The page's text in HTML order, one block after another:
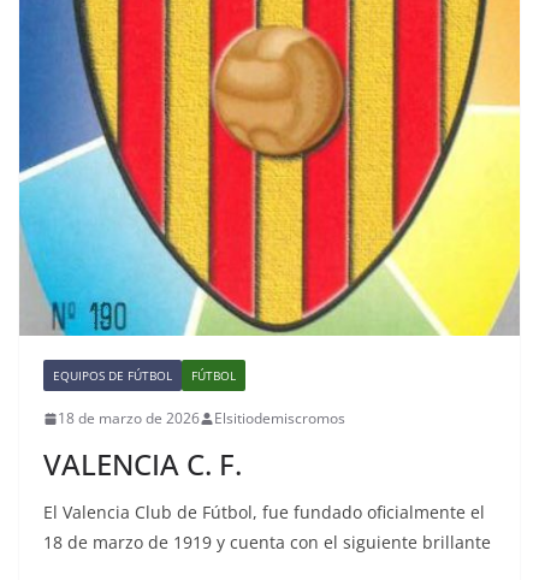
EQUIPOS DE FÚTBOL FÚTBOL
18 de marzo de 2026 Elsitiodemiscromos
VALENCIA C. F.
El Valencia Club de Fútbol, fue fundado oficialmente el
18 de marzo de 1919 y cuenta con el siguiente brillante